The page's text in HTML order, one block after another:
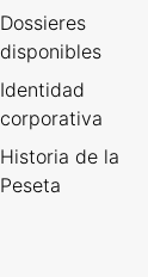
Dossieres
disponibles
Identidad
corporativa
Historia de la
Peseta